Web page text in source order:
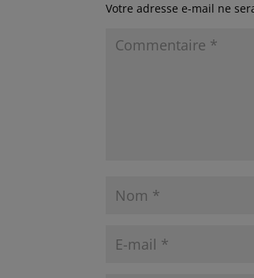
Votre adresse e-mail ne